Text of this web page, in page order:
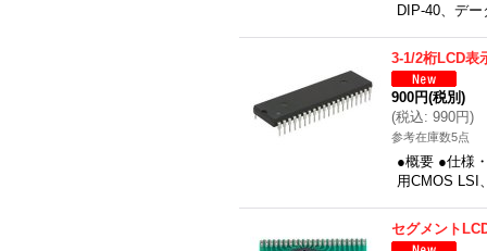
DIP-40、デ
3-1/2桁LCD表
900円(税別)
(税込: 990円)
参考在庫数5点
●概要 ●仕様
用CMOS LSI
セグメント